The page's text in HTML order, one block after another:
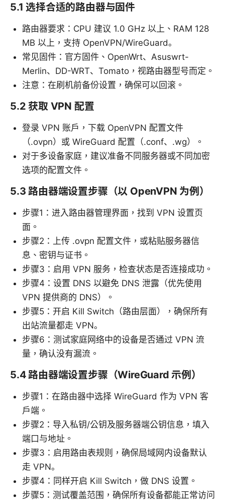
5.1 选择合适的路由器与固件
路由器要求：CPU 建议 1.0 GHz 以上、RAM 128
MB 以上，支持 OpenVPN/WireGuard。
常见固件：官方固件、OpenWrt、Asuswrt-
Merlin、DD-WRT、Tomato，视路由器型号而定。
注意：在刷机前备份设置，确保可以回滚。
5.2 获取 VPN 配置
登录 VPN 账户，下载 OpenVPN 配置文件
（.ovpn）或 WireGuard 配置（.conf、.wg）。
对于多设备家庭，建议准备不同服务器或不同加密
选项的配置文件。
5.3 路由器端设置步骤（以 OpenVPN 为例）
步骤1：进入路由器管理界面，找到 VPN 设置页
面。
步骤2：上传 .ovpn 配置文件，或粘贴服务器信
息、密钥与证书。
步骤3：启用 VPN 服务，检查状态是否连接成功。
步骤4：设置 DNS 以避免 DNS 泄露（优先使用
VPN 提供商的 DNS）。
步骤5：开启 Kill Switch（路由层面），确保所有
出站流量都走 VPN。
步骤6：测试家庭网络中的设备是否通过 VPN 流
量，确认没有漏流。
5.4 路由器端设置步骤（WireGuard 示例）
步骤1：在路由器中选择 WireGuard 作为 VPN 客
户端。
步骤2：导入私钥/公钥及服务器端公钥信息，填入
端口与地址。
步骤3：启用路由表规则，确保局域网内设备默认
走 VPN。
步骤4：同样开启 Kill Switch，做 DNS 设置。
步骤5：测试覆盖范围，确保所有设备都能正常访问